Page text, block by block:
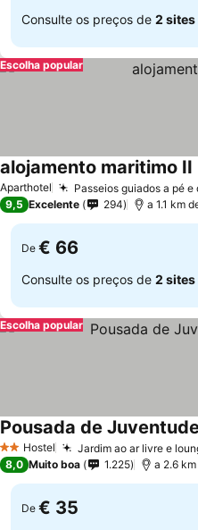
Consulte os preços de 2 sites
Escolha popular
Aparthotel Passeios guiados a pé
alojamento maritimo II
9,5 Excelente 294 a 1.1 km
De € 66
Consulte os preços de 2 sites
Escolha popular
2 Estrelas
Hostel Jardim ao ar livre e
Pousada de
8,0 Muito boa 1.225 a 2.6
De € 35